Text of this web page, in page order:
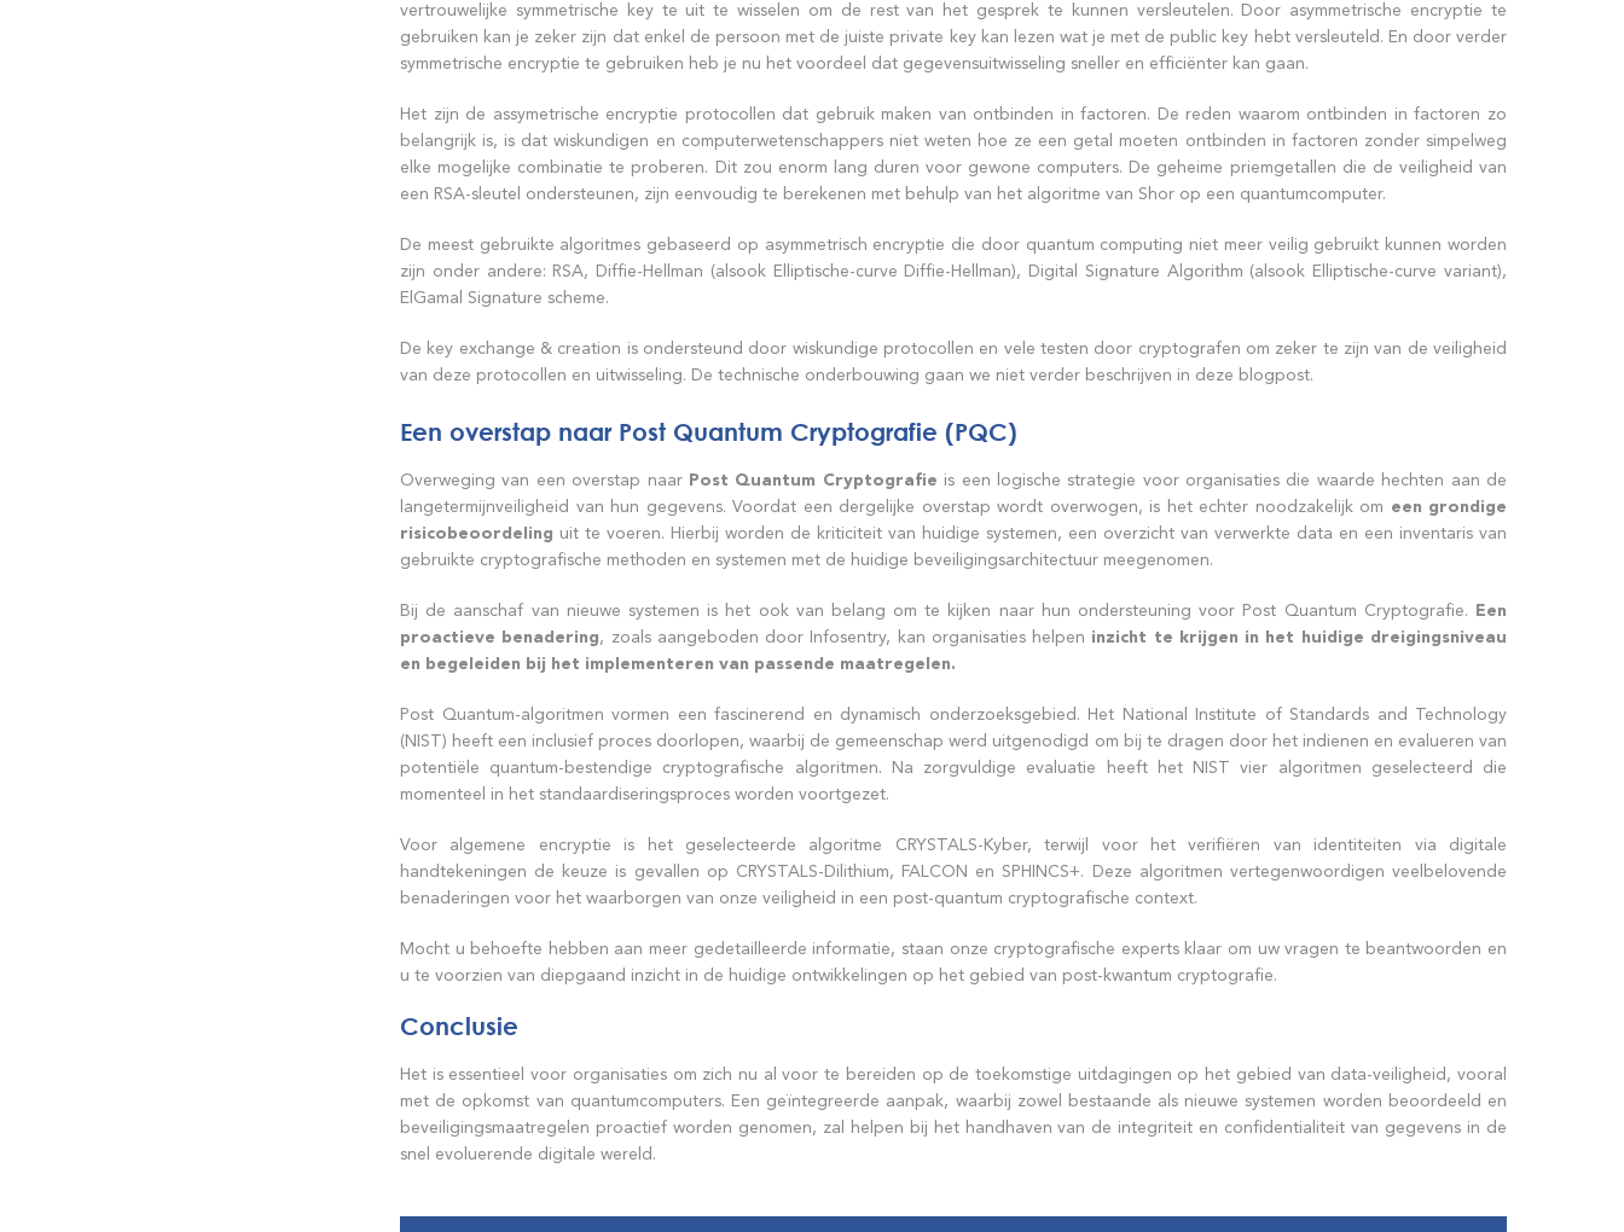
vertrouwelijke symmetrische key te uit te wisselen om de rest van het gesprek te kunnen versleutelen. Door asymmetrische encryptie te
gebruiken kan je zeker zijn dat enkel de persoon met de juiste private key kan lezen wat je met de public key hebt versleuteld. En door verder
symmetrische encryptie te gebruiken heb je nu het voordeel dat gegevensuitwisseling sneller en efficiënter kan gaan.
Het zijn de assymetrische encryptie protocollen dat gebruik maken van ontbinden in factoren. De reden waarom ontbinden in factoren zo
belangrijk is, is dat wiskundigen en computerwetenschappers niet weten hoe ze een getal moeten ontbinden in factoren zonder simpelweg
elke mogelijke combinatie te proberen. Dit zou enorm lang duren voor gewone computers. De geheime priemgetallen die de veiligheid van
een RSA-sleutel ondersteunen, zijn eenvoudig te berekenen met behulp van het algoritme van Shor op een quantumcomputer.
De meest gebruikte algoritmes gebaseerd op asymmetrisch encryptie die door quantum computing niet meer veilig gebruikt kunnen worden
zijn onder andere: RSA, Diffie-Hellman (alsook Elliptische-curve Diffie-Hellman), Digital Signature Algorithm (alsook Elliptische-curve variant),
ElGamal Signature scheme.
De key exchange & creation is ondersteund door wiskundige protocollen en vele testen door cryptografen om zeker te zijn van de veiligheid
van deze protocollen en uitwisseling. De technische onderbouwing gaan we niet verder beschrijven in deze blogpost.
Een overstap naar Post Quantum Cryptografie (PQC)
Overweging van een overstap naar Post Quantum Cryptografie is een logische strategie voor organisaties die waarde hechten aan de
langetermijnveiligheid van hun gegevens. Voordat een dergelijke overstap wordt overwogen, is het echter noodzakelijk om een grondige
risicobeoordeling uit te voeren. Hierbij worden de kriticiteit van huidige systemen, een overzicht van verwerkte data en een inventaris van
gebruikte cryptografische methoden en systemen met de huidige beveiligingsarchitectuur meegenomen.
Bij de aanschaf van nieuwe systemen is het ook van belang om te kijken naar hun ondersteuning voor Post Quantum Cryptografie.
Een
proactieve benadering, zoals aangeboden door Infosentry, kan organisaties helpen inzicht te krijgen in het huidige dreigingsniveau
en begeleiden bij het implementeren van passende maatregelen.
Post Quantum-algoritmen vormen een fascinerend en dynamisch onderzoeksgebied. Het National Institute of Standards and Technology
(NIST) heeft een inclusief proces doorlopen, waarbij de gemeenschap werd uitgenodigd om bij te dragen door het indienen en evalueren van
potentiële quantum-bestendige cryptografische algoritmen. Na zorgvuldige evaluatie heeft het NIST vier algoritmen geselecteerd die
momenteel in het standaardiseringsproces worden voortgezet.
Voor algemene encryptie is het geselecteerde algoritme CRYSTALS-Kyber, terwijl voor het verifiëren van identiteiten via digitale
handtekeningen de keuze is gevallen op CRYSTALS-Dilithium, FALCON en SPHINCS+. Deze algoritmen vertegenwoordigen veelbelovende
benaderingen voor het waarborgen van onze veiligheid in een post-quantum cryptografische context.
Mocht u behoefte hebben aan meer gedetailleerde informatie, staan onze cryptografische experts klaar om uw vragen te beantwoorden en
u te voorzien van diepgaand inzicht in de huidige ontwikkelingen op het gebied van post-kwantum cryptografie.
Conclusie
Het is essentieel voor organisaties om zich nu al voor te bereiden op de toekomstige uitdagingen op het gebied van data-veiligheid, vooral
met de opkomst van quantumcomputers. Een geïntegreerde aanpak, waarbij zowel bestaande als nieuwe systemen worden beoordeeld en
beveiligingsmaatregelen proactief worden genomen, zal helpen bij het handhaven van de integriteit en confidentialiteit van gegevens in de
snel evoluerende digitale wereld.